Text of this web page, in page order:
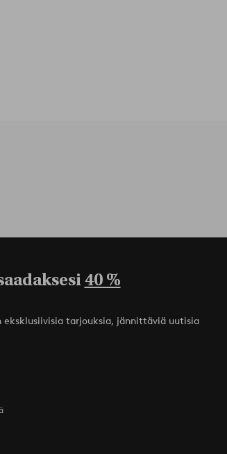
40 %
tarjouksia, jännittäviä uutisia